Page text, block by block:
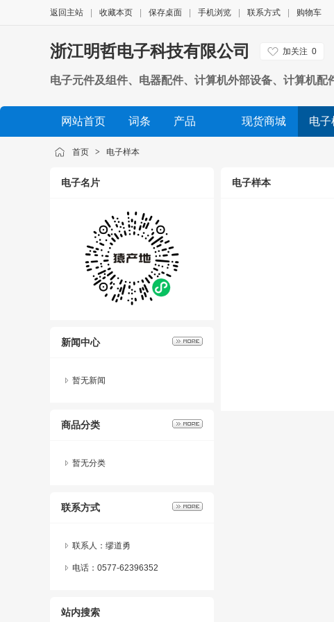
返回主站 收藏本页 保存桌面 手机浏览 联系方式 购物车
浙江明哲电子科技有限公司 加关注 0
电子元件及组件、电器配件、计算机外部设备、计算机
网站首页 词条 产品 现货商城 电子
公司相册 品牌展示
首页 > 电子样本
电子名片
新闻中心
暂无新闻
商品分类
暂无分类
联系方式
联系人：缪道勇
电话：0577-62396352
站内搜索
电子样本